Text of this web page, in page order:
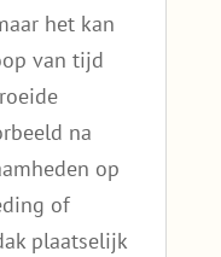
het kan
van tijd
na
op
of
plaatselijk